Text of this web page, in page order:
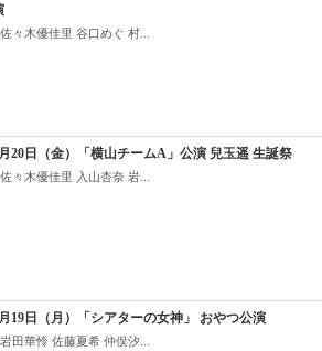
々木優佳里 谷口めぐ 村...
20日（金）「横山チームA」公演 兒玉遥 生誕祭
々木優佳里 入山杏奈 岩...
19日（月）「シアターの女神」 おやつ公演
田華怜 佐藤夏希 仲俣汐...